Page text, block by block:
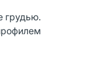
грудью.